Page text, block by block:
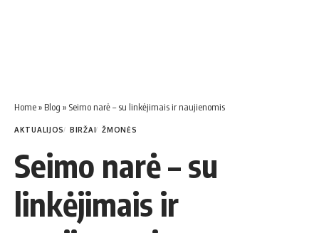
Home» Blog » Seimo narė – su linkėjimais ir naujienomis
AKTUALIJOS BIRŽAI ŽMONĖS
Seimo narė – su
linkėjimais ir